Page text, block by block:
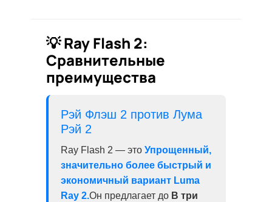
💡 Ray Flash 2:
Сравнительные
преимущества
Рэй Флэш 2 против Лума
Рэй 2
Ray Flash 2 — этоУпрощенный,
значительно более быстрый и
экономичный вариант Luma
Ray 2.Он предлагает до В три